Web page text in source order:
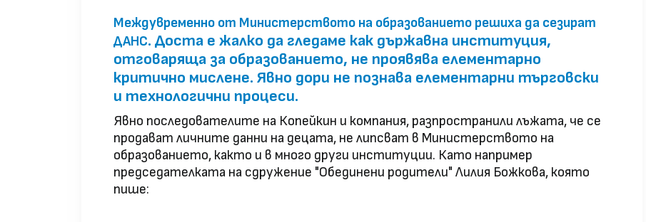
Междувременно от Министерството на образованието решиха да сезират
ДАНС. Доста е жалко да гледаме как държавна институция,
отговаряща за образованието, не проявява елементарно
критично мислене. Явно дори не познава елементарни търговски
и технологични процеси.
Явно последователите на Копейкин и компания, разпространили лъжата, че се
продават личните данни на децата, не липсват в Министерството на
образованието, както и в много други институции. Като например
председателката на сдружение "Обединени родители" Лилия Божкова, която
пише: